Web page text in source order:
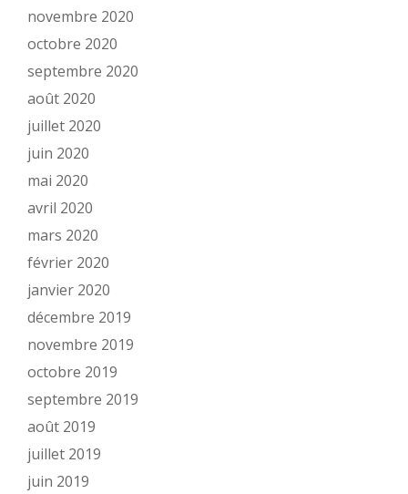
novembre 2020
octobre 2020
septembre 2020
août 2020
juillet 2020
juin 2020
mai 2020
avril 2020
mars 2020
février 2020
janvier 2020
décembre 2019
novembre 2019
octobre 2019
septembre 2019
août 2019
juillet 2019
juin 2019